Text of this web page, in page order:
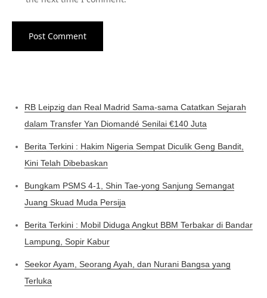
RB Leipzig dan Real Madrid Sama-sama Catatkan Sejarah
dalam Transfer Yan Diomandé Senilai €140 Juta
Berita Terkini : Hakim Nigeria Sempat Diculik Geng Bandit,
Kini Telah Dibebaskan
Bungkam PSMS 4-1, Shin Tae-yong Sanjung Semangat
Juang Skuad Muda Persija
Berita Terkini : Mobil Diduga Angkut BBM Terbakar di Bandar
Lampung, Sopir Kabur
Seekor Ayam, Seorang Ayah, dan Nurani Bangsa yang
Terluka